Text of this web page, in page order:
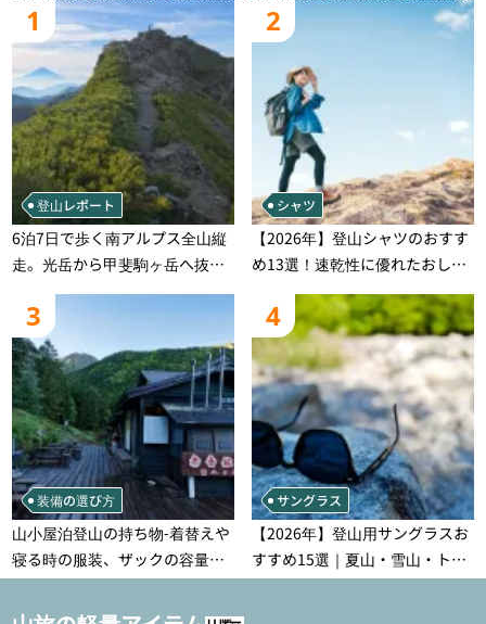
1
登山レポート
6泊7日で歩く南アルプス全山縦
走。光岳から甲斐駒ヶ岳へ抜け
る登山の記録
2
シャツ
【2026年】登山シャツのおすす
め13選！速乾性に優れたおしゃ
れなモデルを徹底紹介！
3
装備の選び方
山小屋泊登山の持ち物‐着替えや
寝る時の服装、ザックの容量な
どを徹底紹介！1泊2日、2泊3日
用のリスト付き
4
サングラス
【2026年】登山用サングラスお
すすめ15選｜夏山・雪山・トレ
ラン別、シーンで選ぶ失敗しな